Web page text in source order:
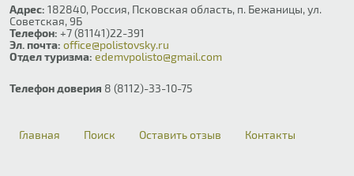
Адрес: 182840, Россия, Псковская область, п. Бежаницы, ул.
Советская, 9Б
Телефон: +7 (81141)22-391
Эл. почта: office@polistovsky.ru
Отдел туризма: edemvpolisto@gmail.com
Телефон доверия 8 (8112)-33-10-75
Главная Поиск Оставить отзыв Контакты